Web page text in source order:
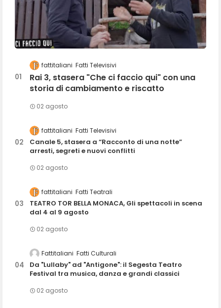
fattitaliani Fatti Televisivi
Rai 3, stasera "Che ci faccio qui" con una
storia di cambiamento e riscatto
02 agosto
fattitaliani Fatti Televisivi
Canale 5, stasera a “Racconto di una notte”
arresti, segreti e nuovi conflitti
02 agosto
fattitaliani Fatti Teatrali
TEATRO TOR BELLA MONACA, Gli spettacoli in scena
dal 4 al 9 agosto
02 agosto
Fattitaliani Fatti Culturali
Da "Lullaby" ad "Antigone": il Segesta Teatro
Festival tra musica, danza e grandi classici
02 agosto